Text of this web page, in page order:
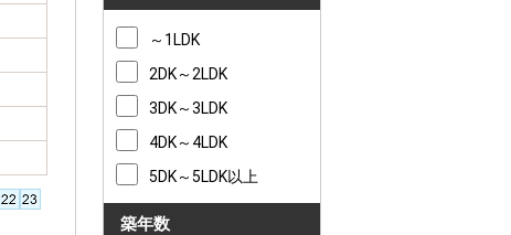
～1LDK
2DK～2LDK
3DK～3LDK
4DK～4LDK
5DK～5LDK以上
築年数